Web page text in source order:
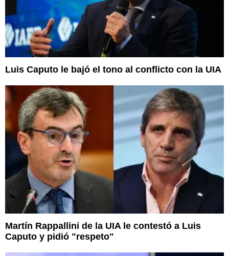
Luis Caputo le bajó el tono al conflicto con la UIA
Martín Rappallini de la UIA le contestó a Luis
Caputo y pidió "respeto"